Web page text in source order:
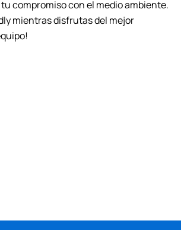
compromiso con el medio ambiente.
mientras disfrutas del mejor